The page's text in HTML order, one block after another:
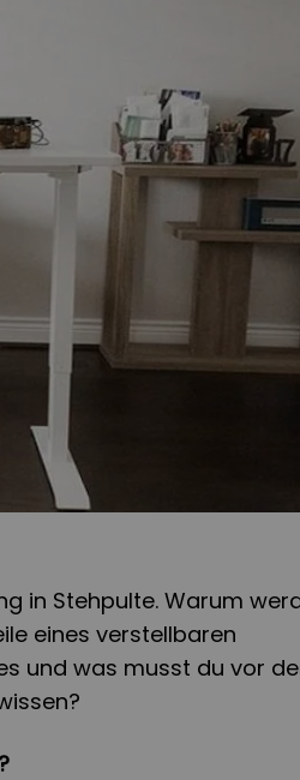
in Stehpulte. Warum
eines verstellbaren
und was musst du vor